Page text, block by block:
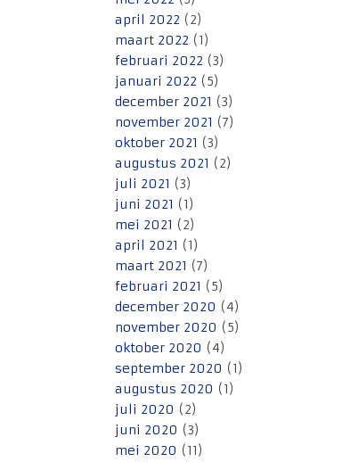
april 2022 (2)
maart 2022 (1)
februari 2022 (3)
januari 2022 (5)
december 2021 (3)
november 2021 (7)
oktober 2021 (3)
augustus 2021 (2)
juli 2021 (3)
juni 2021 (1)
mei 2021 (2)
april 2021 (1)
maart 2021 (7)
februari 2021 (5)
december 2020 (4)
november 2020 (5)
oktober 2020 (4)
september 2020 (1)
augustus 2020 (1)
juli 2020 (2)
juni 2020 (3)
mei 2020 (11)